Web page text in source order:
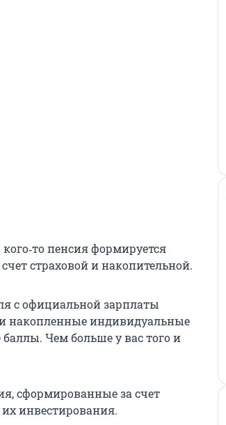
пенсия формируется
счет страховой и накопительной.
с официальной зарплаты
накопленные индивидуальные
Чем больше у вас того и
сформированные за счет
их инвестирования.